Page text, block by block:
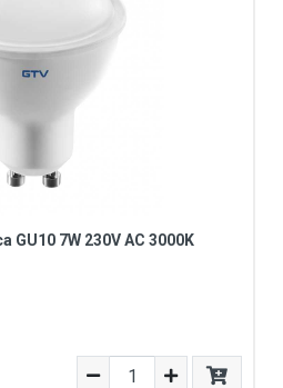
GU10 7W 230V AC 3000K